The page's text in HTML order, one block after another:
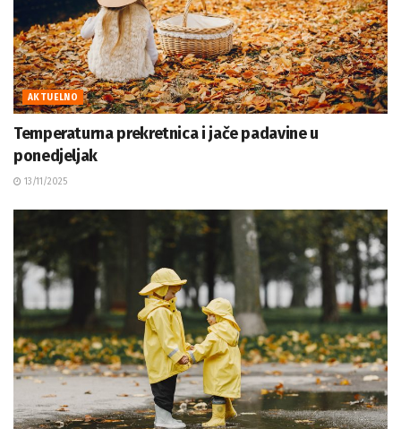
AKTUELNO
Temperaturna prekretnica i jače padavine u
ponedjeljak
13/11/2025